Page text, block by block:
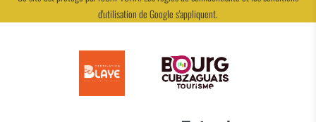
d'utilisationde Google s'appliquent.